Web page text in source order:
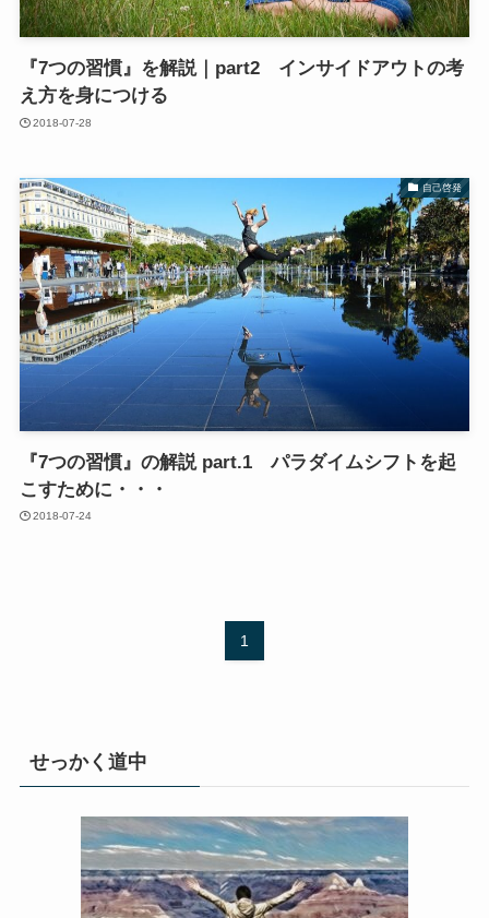
『7つの習慣』を解説｜part2 インサイドアウトの考
え方を身につける
2018-07-28
自己啓発
『7つの習慣』の解説 part.1 パラダイムシフトを起
こすために・・・
2018-07-24
1
せっかく道中